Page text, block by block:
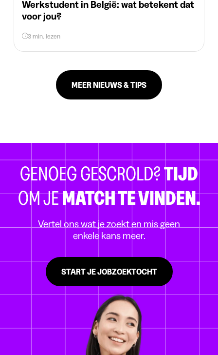
Werkstudent in België: wat betekent dat
voor jou?
3 min. lezen
MEER NIEUWS & TIPS
GENOEG GESCROLD?TIJD
OM JEMATCH TE VINDEN.
Vertel ons wat je zoekt en mis geen
enkele kans meer.
START JE JOBZOEKTOCHT